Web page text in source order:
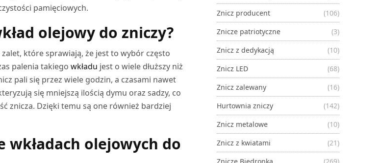
pamięciowych.
olejowy do zniczy?
które sprawiają, że jest to wybór często
palenia takiegowkładu jest o wiele dłuższy niż
pali się przez wiele godzin, a czasami nawet
się mniejszą ilością dymu oraz sadzy, co
znicza. Dzięki temu są one również bardziej
wkładach olejowych do
Znicz producent
(106)
Znicze patriotyczne
(3)
Znicz z dedykacją
(10)
Znicz LED
(68)
Znicz zalewany
(16)
Hurtownia zniczy
(142)
Znicz metalowe
(10)
Znicz z kwiatami
(21)